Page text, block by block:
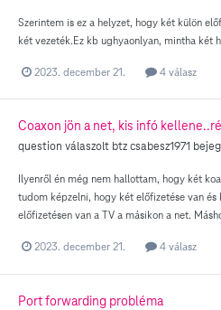
Szerintem is ez a helyzet, hogy két külön
két vezeték.Ez kb ughyaonlyan, mintha két
2023. december 21. 4 válasz
Coaxon jön a net, kis infó
question válaszolt btzcsabesz1971
Ilyenről én még nem hallottam, hogy két
tudom képzelni, hogy két előfizetése van
előfizetésen van a TV a másikon a net.
2023. december 21. 4 válasz
Port forwarding probléma